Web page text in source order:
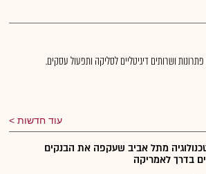
ושרותים דיגיטליים לסליקה ותפעול עסקים.
עוד חדשות
מתל אביב שעקפה את הבנקים
בדרך לאמריקה